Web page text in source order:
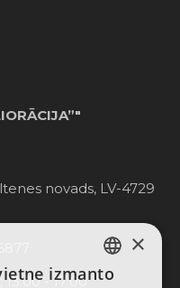
novads, LV-4729
- 17:00
LATVIAN
×
izmanto